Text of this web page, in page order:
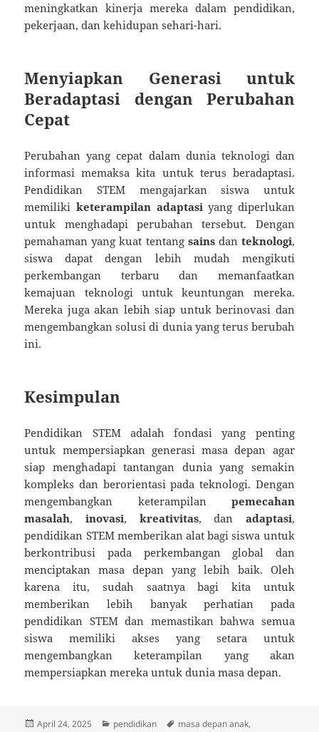
meningkatkan kinerja mereka dalam pendidikan,
pekerjaan, dan kehidupan sehari-hari.
Menyiapkan Generasi untuk
Beradaptasi dengan Perubahan
Cepat
Perubahan yang cepat dalam dunia teknologi dan
informasi memaksa kita untuk terus beradaptasi.
Pendidikan STEM mengajarkan siswa untuk
memiliki keterampilan adaptasiyang diperlukan
untuk menghadapi perubahan tersebut. Dengan
pemahaman yang kuat tentang sainsdan teknologi,
siswa dapat dengan lebih mudah mengikuti
perkembangan terbaru dan memanfaatkan
kemajuan teknologi untuk keuntungan mereka.
Mereka juga akan lebih siap untuk berinovasi dan
mengembangkan solusi di dunia yang terus berubah
ini.
Kesimpulan
Pendidikan STEM adalah fondasi yang penting
untuk mempersiapkan generasi masa depan agar
siap menghadapi tantangan dunia yang semakin
kompleks dan berorientasi pada teknologi. Dengan
mengembangkan keterampilan pemecahan
masalah, inovasi, kreativitas, dan adaptasi,
pendidikan STEM memberikan alat bagi siswa untuk
berkontribusi pada perkembangan global dan
menciptakan masa depan yang lebih baik. Oleh
karena itu, sudah saatnya bagi kita untuk
memberikan lebih banyak perhatian pada
pendidikan STEM dan memastikan bahwa semua
siswa memiliki akses yang setara untuk
mengembangkan keterampilan yang akan
mempersiapkan mereka untuk dunia masa depan.
Posted
April 24, 2025 Categories
pendidikan Tags
masa depan anak,